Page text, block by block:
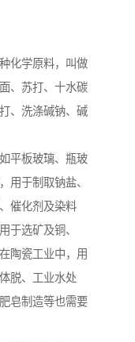
化学原料，叫做
、苏打、十水碳
、洗涤碱钠、碱
平板玻璃、瓶玻
用于制取钠盐、
催化剂及染料
于选矿及铜、
陶瓷工业中，用
脱、工业水处
皂制造等也需要